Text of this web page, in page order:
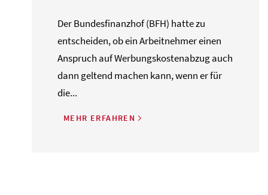
Der Bundesfinanzhof (BFH) hatte zu
entscheiden, ob ein Arbeitnehmer einen
Anspruch auf Werbungskostenabzug auch
dann geltend machen kann, wenn er für
die...
MEHR ERFAHREN